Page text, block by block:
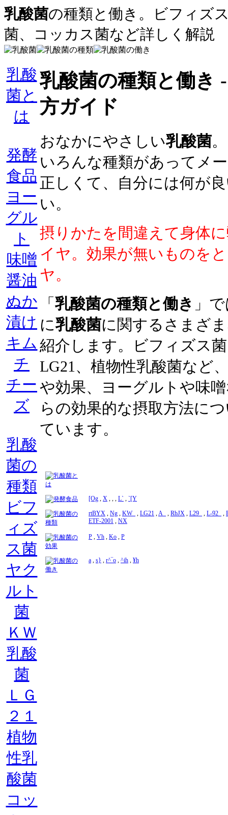
乳酸菌の種類と働き。ビフィズ
菌、コッカス菌など詳しく解説
乳酸菌の種類と働き
方ガイド
おなかにやさしい乳酸菌
いろんな種類があってメ
正しくて、自分には何が
い。
摂りかたを間違えて身体
イヤ。効果が無いものを
ヤ。
「 乳酸菌の種類と働き 」
に乳酸菌に関するさまざ
紹介します。ビフィズス
LG21、植物性乳酸菌など
や効果、ヨーグルトや味
らの効果的な摂取方法に
ています。
[Og , X , , , L` , `[Y
rtBYX , Ng , KW_ , LG21 ,A_ , RbJX , L29_ , L-92_ ,
ETF-2001 , NX
P , Vh , Ko , P
a , s} , r^‾o , ^ih , ¥h
乳酸
菌と
は
発酵
食品
ヨー
グル
ト
味噌
醤油
ぬか
漬け
キム
チ
チー
ズ
乳酸
菌の
種類
ビフ
ィズ
ス菌
ヤク
ルト
菌
ＫＷ
乳酸
菌
ＬＧ
２１
植物
性乳
酸菌
コッ